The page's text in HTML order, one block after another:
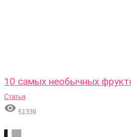
10 самых необычных
Статья
 51339